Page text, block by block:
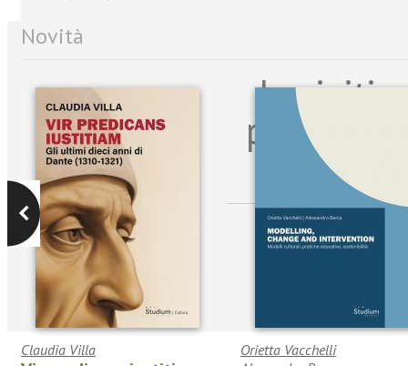
Novità
Claudia Villa
Orietta Vacchelli
Iscriviti
per
sulle